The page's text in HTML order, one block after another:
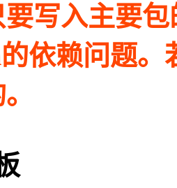
写入主要
依赖问题。